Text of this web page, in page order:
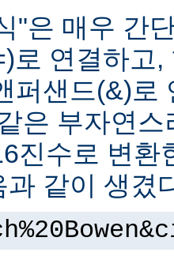
"은 매우 간
로 연결하고
퍼샌드(&)로
은 부자연
진수로 변환
과 같이 생겼